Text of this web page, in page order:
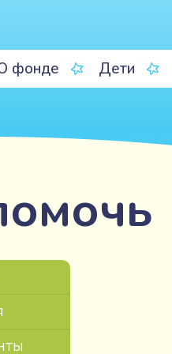
фонде Дети